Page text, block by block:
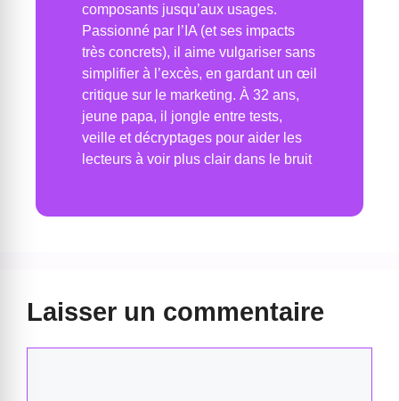
composants jusqu’aux usages.
Passionné par l’IA (et ses impacts
très concrets), il aime vulgariser sans
simplifier à l’excès, en gardant un œil
critique sur le marketing. À 32 ans,
jeune papa, il jongle entre tests,
veille et décryptages pour aider les
lecteurs à voir plus clair dans le bruit
Laisser un commentaire